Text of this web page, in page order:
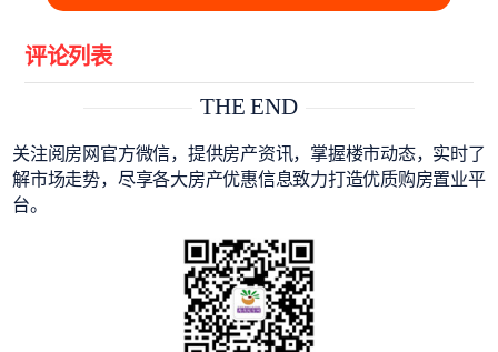
评论列表
THE END
关注阅房网官方微信，提供房产资讯，掌握楼市动态，实时了
解市场走势，尽享各大房产优惠信息致力打造优质购房置业平
台。